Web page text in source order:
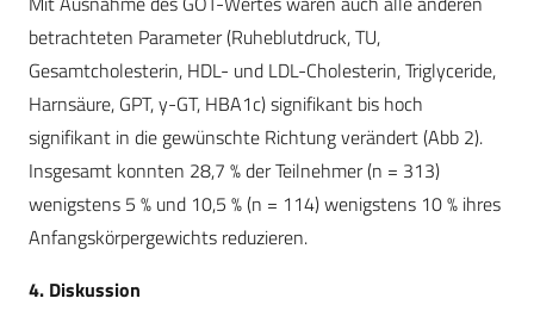
betrachteten Parameter (Ruheblutdruck, TU,
Gesamtcholesterin, HDL- und LDL-Cholesterin, Triglyceride,
Harnsäure, GPT, y-GT, HBA1c) signifikant bis hoch
signifikant in die gewünschte Richtung verändert (Abb 2).
Insgesamt konnten 28,7 % der Teilnehmer (n = 313)
wenigstens 5 % und 10,5 % (n = 114) wenigstens 10 % ihres
Anfangskörpergewichts reduzieren.
4. Diskussion